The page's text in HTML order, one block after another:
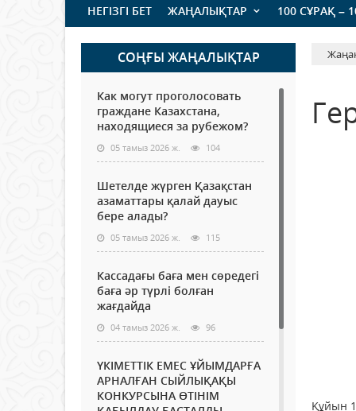
НЕГІЗГІ БЕТ ЖАҢАЛЫҚТАР 100 СҰРАҚ –
СОҢҒЫ ЖАҢАЛЫҚТАР
Как могут проголосовать
граждане Казахстана,
находящиеся за рубежом?
05 тамыз 2026 ж. 104
Шетелде жүрген Қазақстан
азаматтары қалай дауыс
бере алады?
05 тамыз 2026 ж. 115
Кассадағы баға мен сөредегі
баға әр түрлі болған
жағдайда
04 тамыз 2026 ж. 96
ҮКІМЕТТІК ЕМЕС ҰЙЫМДАРҒА
АРНАЛҒАН СЫЙЛЫҚАҚЫ
КОНКУРСЫНА ӨТІНІМ
Құйын